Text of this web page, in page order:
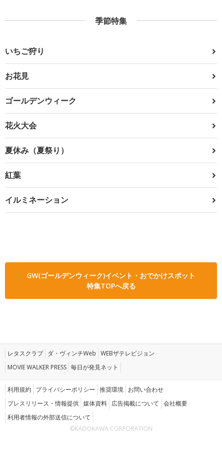
季節特集
いちご狩り
お花見
ゴールデンウィーク
花火大会
夏休み（夏祭り）
紅葉
イルミネーション
GW(ゴールデンウィーク)イベント・おでかけスポット
特集TOPへ戻る
レタスクラブ ダ・ヴィンチWeb WEBザテレビジョン
MOVIE WALKER PRESS 毎日が発見ネット
利用規約 プライバシーポリシー 推奨環境 お問い合わせ
プレスリリース・情報提供 媒体資料 広告掲載について 会社概要
利用者情報の外部送信について
©KADOKAWA CORPORATION